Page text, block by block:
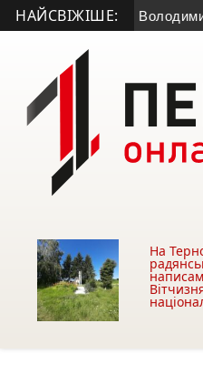
НАЙСВІЖІШЕ:
матчі пам’яті Володимира
На